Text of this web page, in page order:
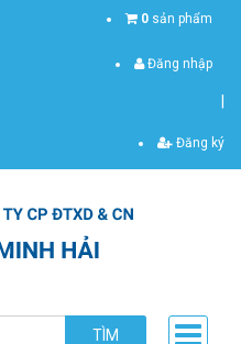
0 sản phẩm
Đăng nhập
Đăng ký
TÌM